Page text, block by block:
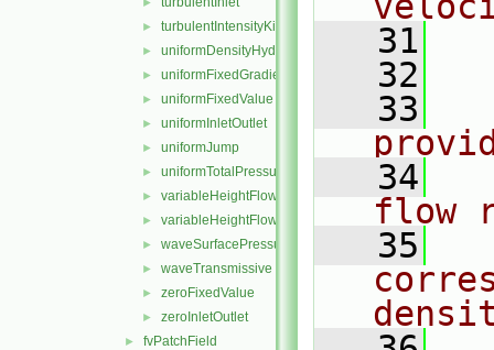
► turbulentIntensityKineticEnergyInlet
► uniformDensityHydrostaticPressure
► uniformFixedGradient
► uniformFixedValue
► uniformInletOutlet
► uniformJump
► uniformTotalPressure
► variableHeightFlowRate
► variableHeightFlowRateInletVelocity
► waveSurfacePressure
► waveTransmissive
► zeroFixedValue
► zeroInletOutlet
► fvPatchField
   31
   32
   33
   34
flow
   35